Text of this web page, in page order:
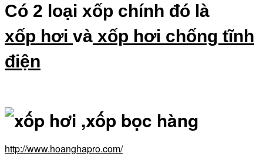
Có 2 loại xốp chính đó là
xốp hơi và xốp hơi chống tĩnh
điện
http://www.hoanghapro.com/